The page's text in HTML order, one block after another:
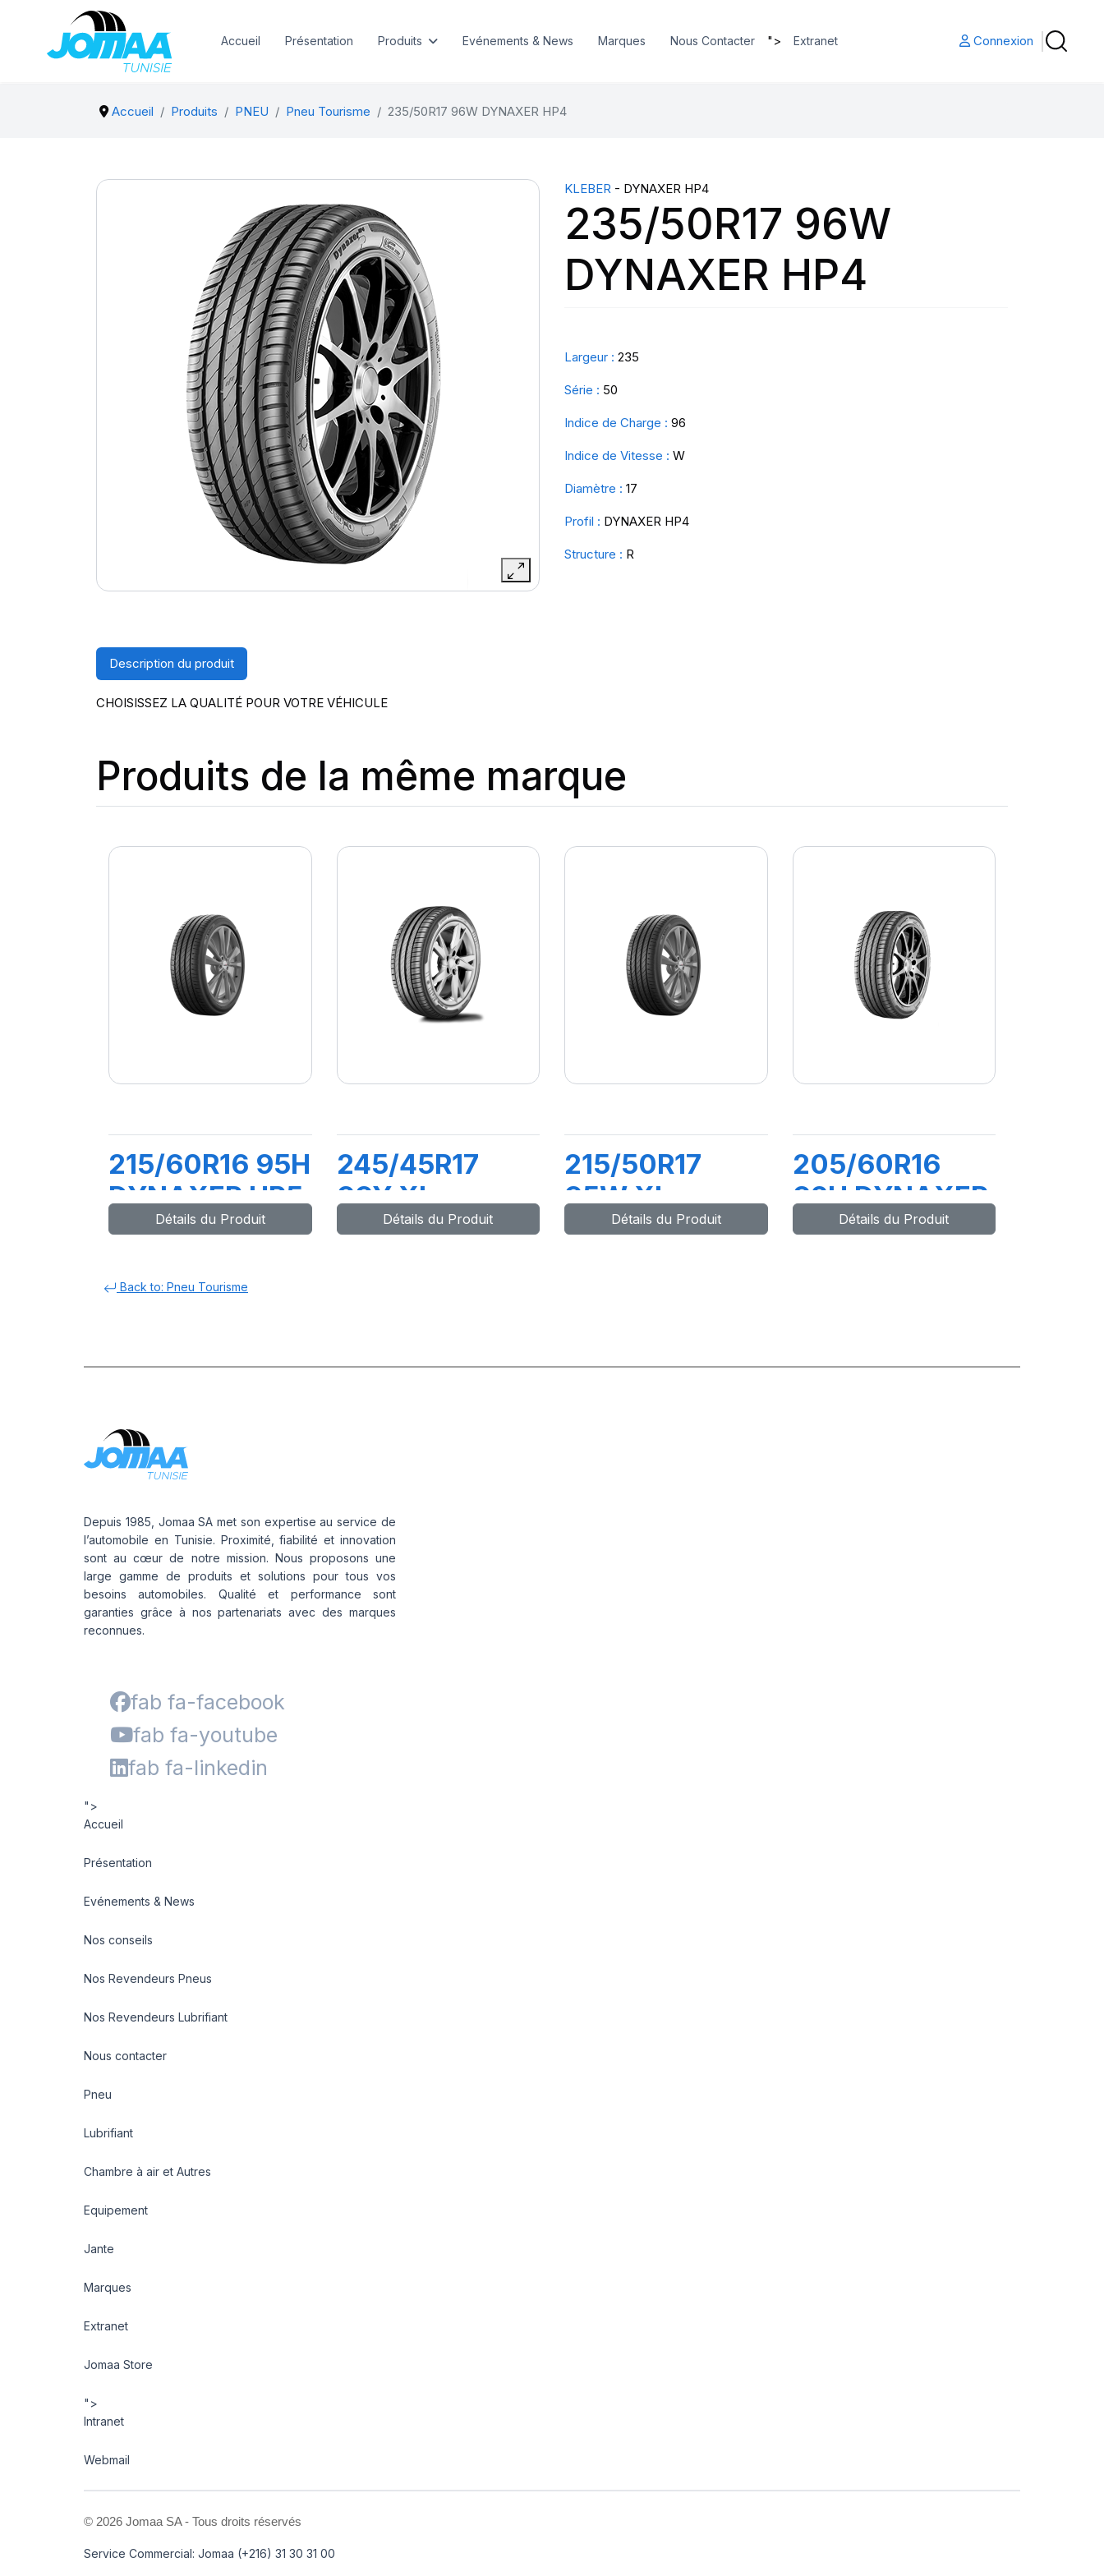
Accueil Présentation Produits Evénements & News Marques Nous Contacter "> Extranet Connexion
Accueil Produits PNEU Pneu Tourisme 235/50R17 96W DYNAXER HP4
KLEBER - DYNAXER HP4
235/50R17 96W
DYNAXER HP4
Largeur : 235
Série : 50
Indice de Charge : 96
Indice de Vitesse : W
Diamètre : 17
Profil : DYNAXER HP4
Structure : R
Description du produit
CHOISISSEZ LA QUALITÉ POUR VOTRE VÉHICULE
Produits de la même marque
215/60R16 95H
DYNAXER HP5
Détails du Produit
245/45R17
99Y XL
DYNAXER UHP
Détails du Produit
215/50R17
95W XL
DYNAXER HP5
Détails du Produit
205/60R16
92H DYNAXER
HP4Détails du Produit
Back to: Pneu Tourisme
Depuis 1985, Jomaa SA met son expertise au service de
l’automobile en Tunisie. Proximité, fiabilité et innovation
sont au cœur de notre mission. Nous proposons une
large gamme de produits et solutions pour tous vos
besoins automobiles. Qualité et performance sont
garanties grâce à nos partenariats avec des marques
reconnues.
fab fa-facebook
fab fa-youtube
fab fa-linkedin
">
Accueil
Présentation
Evénements & News
Nos conseils
Nos Revendeurs Pneus
Nos Revendeurs Lubrifiant
Nous contacter
Pneu
Lubrifiant
Chambre à air et Autres
Equipement
Jante
Marques
Extranet
Jomaa Store
">
Intranet
Webmail
© 2026 Jomaa SA - Tous droits réservés
Service Commercial: Jomaa (+216) 31 30 31 00